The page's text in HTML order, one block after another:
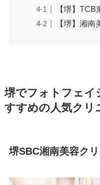
【堺】
【堺】湘
堺でフォトフェイ
すすめの人気クリ
堺SBC湘南美容ク